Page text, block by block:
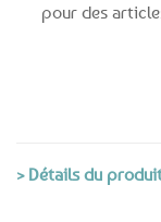
pour des
> Détails du